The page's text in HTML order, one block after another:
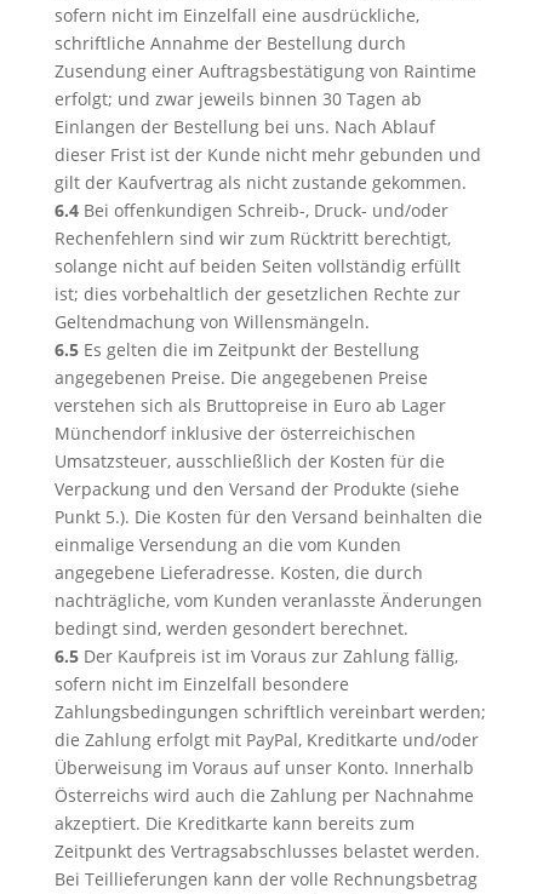
sofern nicht im Einzelfall eine ausdrückliche,
schriftliche Annahme der Bestellung durch
Zusendung einer Auftragsbestätigung von Raintime
erfolgt; und zwar jeweils binnen 30 Tagen ab
Einlangen der Bestellung bei uns. Nach Ablauf
dieser Frist ist der Kunde nicht mehr gebunden und
gilt der Kaufvertrag als nicht zustande gekommen.
6.4Bei offenkundigen Schreib-, Druck- und/oder
Rechenfehlern sind wir zum Rücktritt berechtigt,
solange nicht auf beiden Seiten vollständig erfüllt
ist; dies vorbehaltlich der gesetzlichen Rechte zur
Geltendmachung von Willensmängeln.
6.5Es gelten die im Zeitpunkt der Bestellung
angegebenen Preise. Die angegebenen Preise
verstehen sich als Bruttopreise in Euro ab Lager
Münchendorf inklusive der österreichischen
Umsatzsteuer, ausschließlich der Kosten für die
Verpackung und den Versand der Produkte (siehe
Punkt 5.). Die Kosten für den Versand beinhalten die
einmalige Versendung an die vom Kunden
angegebene Lieferadresse. Kosten, die durch
nachträgliche, vom Kunden veranlasste Änderungen
bedingt sind, werden gesondert berechnet.
6.5Der Kaufpreis ist im Voraus zur Zahlung fällig,
sofern nicht im Einzelfall besondere
Zahlungsbedingungen schriftlich vereinbart werden;
die Zahlung erfolgt mit PayPal, Kreditkarte und/oder
Überweisung im Voraus auf unser Konto. Innerhalb
Österreichs wird auch die Zahlung per Nachnahme
akzeptiert. Die Kreditkarte kann bereits zum
Zeitpunkt des Vertragsabschlusses belastet werden.
Bei Teillieferungen kann der volle Rechnungsbetrag